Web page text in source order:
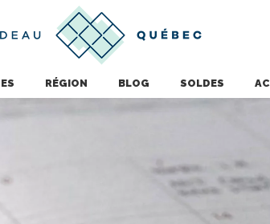
RÉGION BLOG SOLDES